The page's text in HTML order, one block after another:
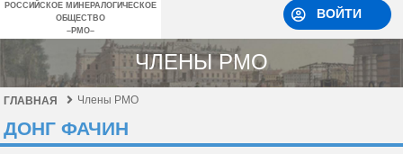
РОССИЙСКОЕ МИНЕРАЛОГИЧЕСКОЕ
ОБЩЕСТВО
–РМО–
ВОЙТИ
ЧЛЕНЫ РМО
ГЛАВНАЯ Члены РМО
ДОНГ ФАЧИН